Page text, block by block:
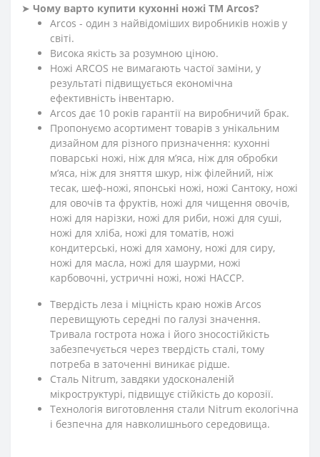
➤ Чому варто купити кухонні ножі ТМ Arcos?
Arcos - один з найвідоміших виробників ножів у
світі.
Висока якість за розумною ціною.
Ножі ARCOS не вимагають частої заміни, у
результаті підвищується економічна
ефективність інвентарю.
Arcos дає 10 років гарантії на виробничий брак.
Пропонуємо асортимент товарів з унікальним
дизайном для різного призначення: кухонні
поварські ножі, ніж для м’яса, ніж для обробки
м’яса, ніж для зняття шкур, ніж філейний, ніж
тесак, шеф-ножі, японські ножі, ножі Сантоку, ножі
для овочів та фруктів, ножі для чищення овочів,
ножі для нарізки, ножі для риби, ножі для суші,
ножі для хліба, ножі для томатів, ножі
кондитерські, ножі для хамону, ножі для сиру,
ножі для масла, ножі для шаурми, ножі
карбовочні, устричні ножі, ножі HACCP.
Твердість леза і міцність краю ножів Arcos
перевищують середні по галузі значення.
Тривала гострота ножа і його зносостійкість
забезпечується через твердість сталі, тому
потреба в заточенні виникає рідше.
Сталь Nitrum, завдяки удосконаленій
мікроструктурі, підвищує стійкість до корозії.
Технологія виготовлення стали Nitrum екологічна
і безпечна для навколишнього середовища.